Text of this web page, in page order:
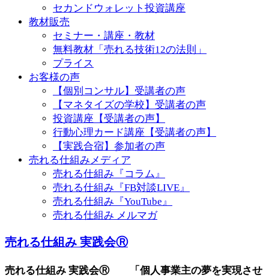
セカンドウォレット投資講座
教材販売
セミナー・講座・教材
無料教材「売れる技術12の法則」
プライス
お客様の声
【個別コンサル】受講者の声
【マネタイズの学校】受講者の声
投資講座【受講者の声】
行動心理カード講座【受講者の声】
【実践合宿】参加者の声
売れる仕組みメディア
売れる仕組み『コラム』
売れる仕組み『FB対談LIVE』
売れる仕組み『YouTube』
売れる仕組み メルマガ
売れる仕組み 実践会Ⓡ
売れる仕組み 実践会Ⓡ 「個人事業主の夢を実現させ